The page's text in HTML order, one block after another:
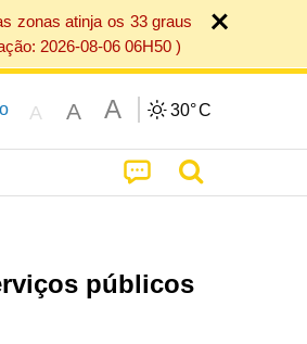
zonas atinja os 33 graus
2026-08-06 06H50 )
A A A 30°C
públicos